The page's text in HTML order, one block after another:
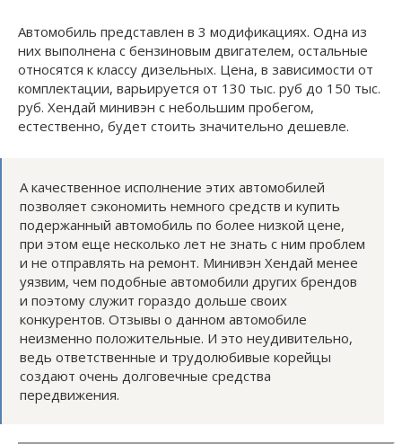
Автомобиль представлен в 3 модификациях. Одна из
них выполнена с бензиновым двигателем, остальные
относятся к классу дизельных. Цена, в зависимости от
комплектации, варьируется от 130 тыс. руб до 150 тыс.
руб. Хендай минивэн с небольшим пробегом,
естественно, будет стоить значительно дешевле.
А качественное исполнение этих автомобилей
позволяет сэкономить немного средств и купить
подержанный автомобиль по более низкой цене,
при этом еще несколько лет не знать с ним проблем
и не отправлять на ремонт. Минивэн Хендай менее
уязвим, чем подобные автомобили других брендов
и поэтому служит гораздо дольше своих
конкурентов. Отзывы о данном автомобиле
неизменно положительные. И это неудивительно,
ведь ответственные и трудолюбивые корейцы
создают очень долговечные средства
передвижения.